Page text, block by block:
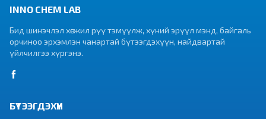
INNO CHEM LAB
Бид шинэчлэл хөгжил рүү тэмүүлж, хүний эрүүл мэнд, байгаль
орчиноо эрхэмлэн чанартай бүтээгдэхүүн, найдвартай
үйлчилгээ хүргэнэ.
БҮТЭЭГДЭХҮҮН